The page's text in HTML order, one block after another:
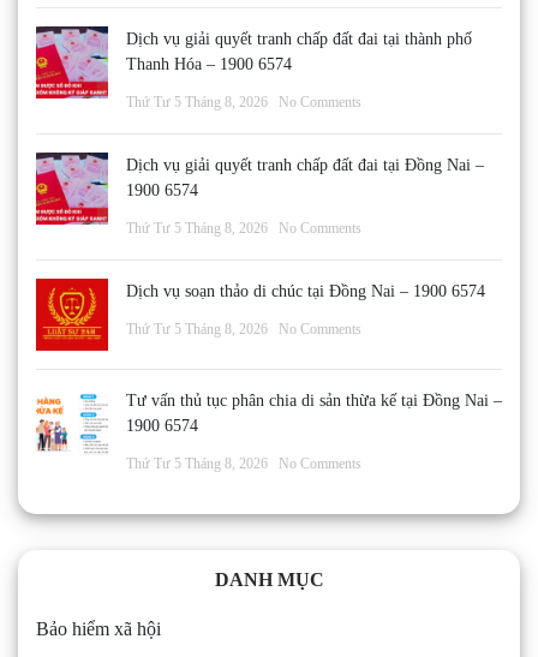
Dịch vụ giải quyết tranh chấp đất đai tại thành phố
Thanh Hóa – 1900 6574
Thứ Tư 5 Tháng 8, 2026 No Comments
Dịch vụ giải quyết tranh chấp đất đai tại Đồng Nai –
1900 6574
Thứ Tư 5 Tháng 8, 2026 No Comments
Dịch vụ soạn thảo di chúc tại Đồng Nai – 1900 6574
Thứ Tư 5 Tháng 8, 2026 No Comments
Tư vấn thủ tục phân chia di sản thừa kế tại Đồng Nai –
1900 6574
Thứ Tư 5 Tháng 8, 2026 No Comments
DANH MỤC
Bảo hiểm xã hội